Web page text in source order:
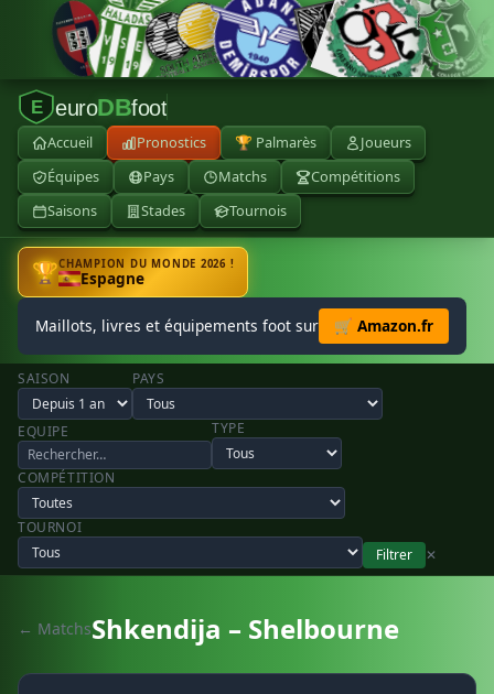
E euroDBfoot
Accueil Pronostics 🏆 Palmarès
Joueurs
Équipes
Pays Matchs
Compétitions
Saisons
Stades Tournois
🏆CHAMPION DU MONDE 2026 !
Espagne
Maillots, livres et équipements foot sur 🛒 Amazon.fr
SAISON PAYS
EQUIPE TYPE
COMPÉTITION
TOURNOI
Filtrer
✕
← MatchsShkendija – Shelbourne